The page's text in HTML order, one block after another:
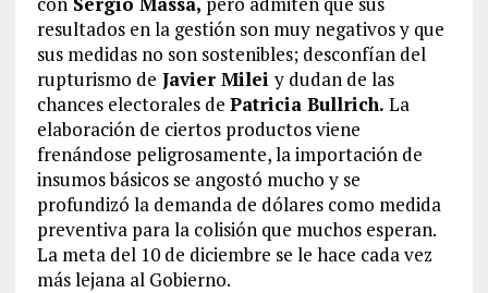
resultados en la gestión son muy negativos y que
sus medidas no son sostenibles; desconfían del
rupturismo de Javier Mileiy dudan de las
chances electorales de Patricia Bullrich. La
elaboración de ciertos productos viene
frenándose peligrosamente, la importación de
insumos básicos se angostó mucho y se
profundizó la demanda de dólares como medida
preventiva para la colisión que muchos esperan.
La meta del 10 de diciembre se le hace cada vez
más lejana al Gobierno.